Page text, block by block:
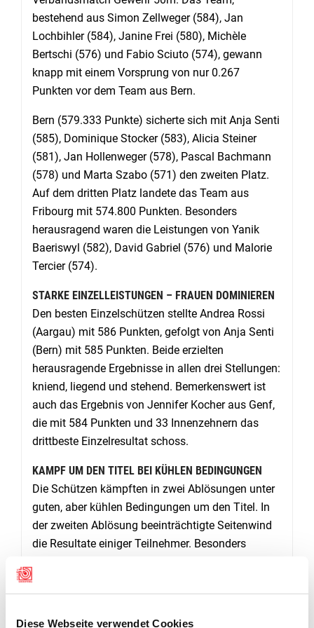
Diese Webseite verwendet Cookies
bestehend aus Simon Zellweger (584), Jan
Lochbihler (584), Janine Frei (580), Michèle
Bertschi (576) und Fabio Sciuto (574), gewann
knapp mit einem Vorsprung von nur 0.267
Punkten vor dem Team aus Bern.
Bern (579.333 Punkte) sicherte sich mit Anja Senti
(585), Dominique Stocker (583), Alicia Steiner
(581), Jan Hollenweger (578), Pascal Bachmann
(578) und Marta Szabo (571) den zweiten Platz.
Auf dem dritten Platz landete das Team aus
Fribourg mit 574.800 Punkten. Besonders
herausragend waren die Leistungen von Yanik
Baeriswyl (582), David Gabriel (576) und Malorie
Tercier (574).
STARKE EINZELLEISTUNGEN – FRAUEN DOMINIEREN
Den besten Einzelschützen stellte Andrea Rossi
(Aargau) mit 586 Punkten, gefolgt von Anja Senti
(Bern) mit 585 Punkten. Beide erzielten
herausragende Ergebnisse in allen drei Stellungen:
kniend, liegend und stehend. Bemerkenswert ist
auch das Ergebnis von Jennifer Kocher aus Genf,
die mit 584 Punkten und 33 Innenzehnern das
drittbeste Einzelresultat schoss.
KAMPF UM DEN TITEL BEI KÜHLEN BEDINGUNGEN
Die Schützen kämpften in zwei Ablösungen unter
guten, aber kühlen Bedingungen um den Titel. In
der zweiten Ablösung beeinträchtigte Seitenwind
die Resultate einiger Teilnehmer. Besonders
Zeichen der starken Frauenpräsenz im
Schiesssport. (Bericht und Fotos: Aschi Nydegger)